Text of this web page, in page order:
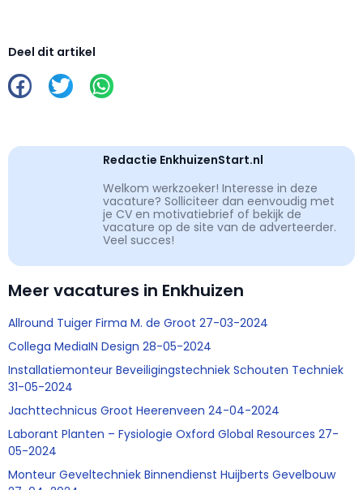
Deel dit artikel
Redactie EnkhuizenStart.nl
Welkom werkzoeker! Interesse in deze
vacature? Solliciteer dan eenvoudig met
je CV en motivatiebrief of bekijk de
vacature op de site van de adverteerder.
Veel succes!
Meer vacatures in Enkhuizen
Allround Tuiger Firma M. de Groot 27-03-2024
Collega MediaIN Design 28-05-2024
Installatiemonteur Beveiligingstechniek Schouten Techniek
31-05-2024
Jachttechnicus Groot Heerenveen 24-04-2024
Laborant Planten – Fysiologie Oxford Global Resources 27-
05-2024
Monteur Geveltechniek Binnendienst Huijberts Gevelbouw